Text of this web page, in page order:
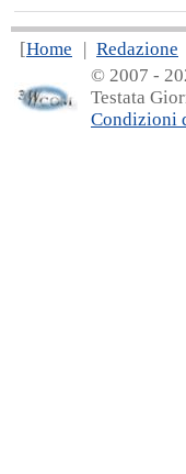
[Home | Redazione
© 2007 - 20
Testata
Condizioni